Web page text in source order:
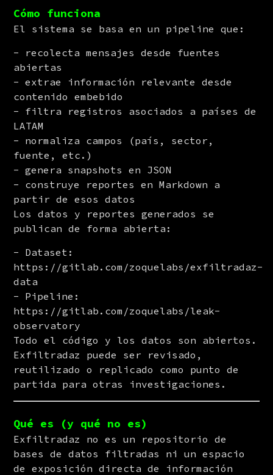
Cómo funciona
El sistema se basa en un pipeline que:
recolecta mensajes desde fuentes
abiertas
extrae información relevante desde
contenido embebido
filtra registros asociados a países de
LATAM
normaliza campos (país, sector,
fuente, etc.)
genera snapshots en JSON
construye reportes en Markdown a
partir de esos datos
Los datos y reportes generados se
publican de forma abierta:
Dataset:
https://gitlab.com/zoquelabs/exfiltradaz-
data
Pipeline:
https://gitlab.com/zoquelabs/leak-
observatory
Todo el código y los datos son abiertos.
Exfiltradaz puede ser revisado,
reutilizado o replicado como punto de
partida para otras investigaciones.
Qué es (y qué no es)
Exfiltradaz no es un repositorio de
bases de datos filtradas ni un espacio
de exposición directa de información